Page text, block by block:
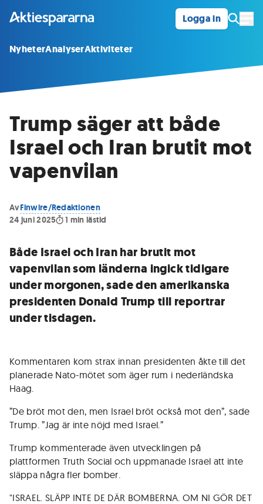
Logga in
NyheterAnalyserAktiviteter
Trump säger att både
Israel och Iran brutit mot
vapenvilan
AvFinwire/Redaktionen
24 juni 2025
1 min lästid
Både Israel och Iran har brutit mot
vapenvilan som länderna ingick tidigare
under morgonen, sade den amerikanska
presidenten Donald Trump till reportrar
under tisdagen.
Kommentaren kom strax innan presidenten åkte till det
planerade Nato-mötet som äger rum i nederländska
Haag.
”De bröt mot den, men Israel bröt också mot den”, sade
Trump. ”Jag är inte nöjd med Israel.”
Trump kommenterade även utvecklingen på
plattformen Truth Social och uppmanade Israel att inte
släppa några fler bomber.
"ISRAEL. SLÄPP INTE DE DÄR BOMBERNA. OM NI GÖR DET